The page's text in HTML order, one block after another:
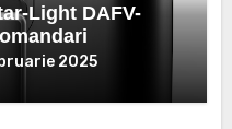
Light DAFV-
2025